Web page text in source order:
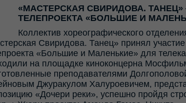
«МАСТЕРСКАЯ СВИРИДОВА.
ТЕЛЕПРОЕКТА «БОЛЬШИЕ И
Коллектив хореографического
Свиридова. Танец» принял
«Большие и Маленькие» для
на площадке киноконцерна
преподавателями
Джуракулом Халуроевичем,
«Дочери реки», успешно пройдя